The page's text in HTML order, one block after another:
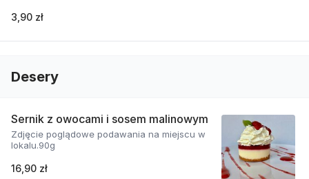
3,90 zł
Desery
Sernik z owocami i sosem malinowym
Zdjęcie poglądowe podawania na miejscu w
lokalu.90g
16,90 zł